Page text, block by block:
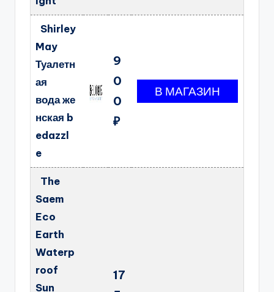
Shirley
May
Туалетн
ая
вода же
нская b
edazzl
e
9
0
0
₽
The
Saem
Eco
Earth
Waterp
roof
Sun
17